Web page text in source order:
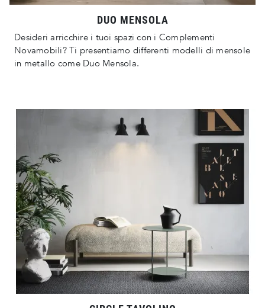
DUO MENSOLA
Desideri arricchire i tuoi spazi con i Complementi
Novamobili? Ti presentiamo differenti modelli di mensole
in metallo come Duo Mensola.